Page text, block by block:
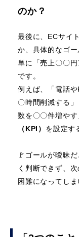
のか？
最後に、ECサイ
か、具体的なゴー
単に「売上〇〇
です。
例えば、「電話
〇時間削減する
数を〇〇件増やす
（KPI） を設定す
🚩ゴールが曖昧
く判断できず、
困難になってしま